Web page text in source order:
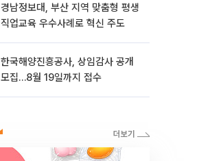
경남정보대, 부산 지역 맞춤형 평생
직업교육 우수사례로 혁신 주도
한국해양진흥공사, 상임감사 공개
모집…8월 19일까지 접수